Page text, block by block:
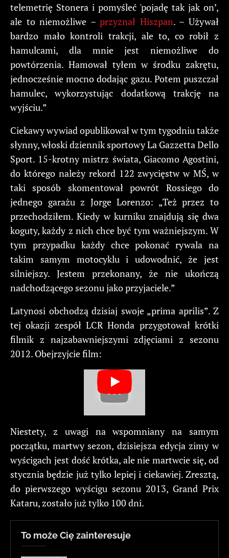
telemetrię Stonera i pomyśleć 'pojadę tak jak on’,
ale to niemożliwe –przyznał Hiszpan. – Używał
bardzo mało kontroli trakcji, ale to, co robił z
hamulcami, dla mnie jest niemożliwe do
powtórzenia. Hamował tyłem w środku zakrętu,
jednocześnie mocno dodając gazu. Potem puszczał
hamulec, wykorzystując dodatkową trakcję na
wyjściu.”
Ciekawy wywiad opublikował w tym tygodniu także
słynny, włoski dziennik sportowy La Gazzetta Dello
Sport. 15-krotny mistrz świata, Giacomo Agostini,
do którego należy rekord 122 zwycięstw w MŚ, w
taki sposób skomentował powrót Rossiego do
jednego garażu z Jorge Lorenzo: „Też przez to
przechodziłem. Kiedy w kurniku znajdują się dwa
koguty, każdy z nich chce być tym ważniejszym. W
tym przypadku każdy chce pokonać rywala na
takim samym motocyklu i udowodnić, że jest
silniejszy. Jestem przekonany, że nie ukończą
nadchodzącego sezonu jako przyjaciele.”
Latynosi obchodzą dzisiaj swoje „prima aprilis”. Z
tej okazji zespół LCR Honda przygotował krótki
filmik z najzabawniejszymi zdjęciami z sezonu
2012. Obejrzyjcie film:
Niestety, z uwagi na wspomniany na samym
początku, martwy sezon, dzisiejsza edycja zimy w
wyścigach jest dość krótka, ale nie martwcie się, od
stycznia będzie już tylko lepiej i ciekawiej. Zresztą,
do pierwszego wyścigu sezonu 2013, Grand Prix
Kataru, zostało już tylko 100 dni.
To może Cię zainteresuje